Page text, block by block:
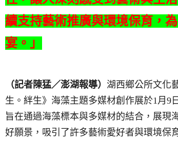
續支持藝術推廣與環境保育，
宴。」
（記者陳猛／澎湖報導） 湖西鄉公所文化
生。絆生》海藻主題多媒材創作展於1月 9
旨在通過海藻標本與多媒材的結合，展現
好願景，吸引了許多藝術愛好者與環境保